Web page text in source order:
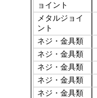
ョイント
メタルジョイ
ント
ネジ・金具類
ネジ・金具類
ネジ・金具類
ネジ・金具類
ネジ・金具類